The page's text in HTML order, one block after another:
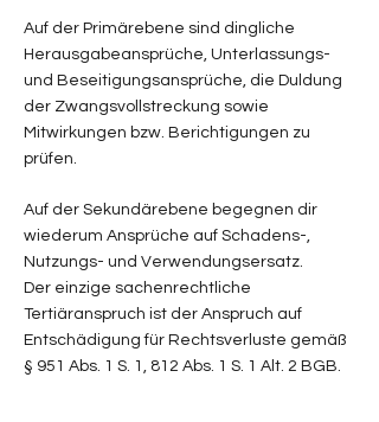
Auf der Primärebene sind dingliche
Herausgabeansprüche, Unterlassungs-
und Beseitigungsansprüche, die Duldung
der Zwangsvollstreckung sowie
Mitwirkungen bzw. Berichtigungen zu
prüfen.
Auf der Sekundärebene begegnen dir
wiederum Ansprüche auf Schadens-,
Nutzungs- und Verwendungsersatz.
Der einzige sachenrechtliche
Tertiäranspruch ist der Anspruch auf
Entschädigung für Rechtsverluste gemäß
§ 951 Abs. 1 S. 1, 812 Abs. 1 S. 1 Alt. 2 BGB.